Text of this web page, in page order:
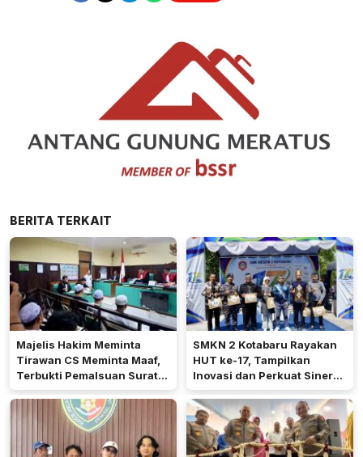
BERITA TERKAIT
Majelis Hakim Meminta
Tirawan CS Meminta Maaf,
Terbukti Pemalsuan Surat
Tanah di Lahan PT AGM
SMKN 2 Kotabaru Rayakan
HUT ke-17, Tampilkan
Inovasi dan Perkuat Sinergi
dengan Masyarakat